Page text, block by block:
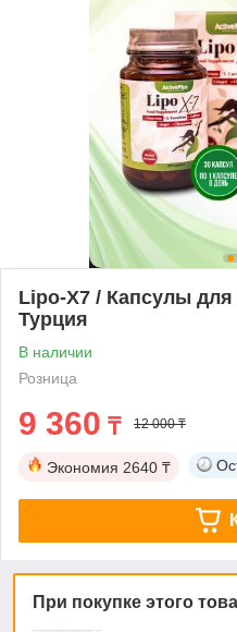
Lipo-X7 / Капсулы
Турция
В наличии
Розница
9 360 ₸ 12 000 ₸
Экономия 2640 ₸
При покупке этого